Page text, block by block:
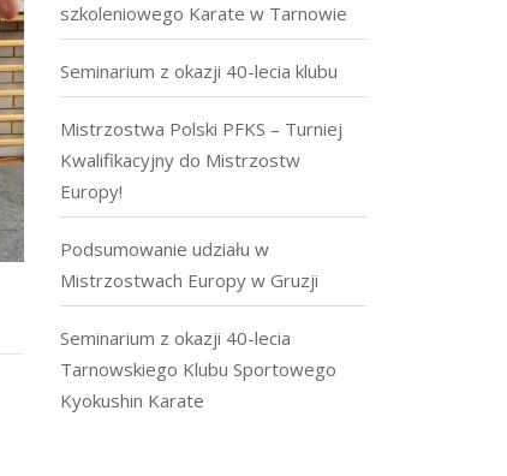
szkoleniowego Karate w Tarnowie
Seminarium z okazji 40-lecia klubu
Mistrzostwa Polski PFKS – Turniej
Kwalifikacyjny do Mistrzostw
Europy!
Podsumowanie udziału w
Mistrzostwach Europy w Gruzji
Seminarium z okazji 40-lecia
Tarnowskiego Klubu Sportowego
Kyokushin Karate